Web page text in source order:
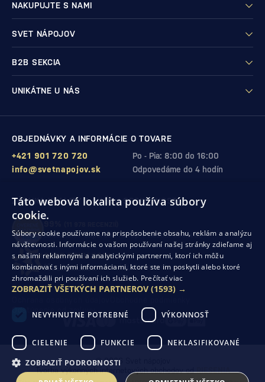
NAKUPUJTE S NAMI
SVET NÁPOJOV
B2B SEKCIA
UNIKÁTNE U NÁS
OBJEDNÁVKY A INFORMÁCIE O TOVARE
Po - Pia: 8:00 do 16:00
+421 901 720 720
Odpovedáme do 4 hodín
info@svetnapojov.sk
ZÁRUKA KVALITY A VAŠEJ SPOKOJNOSTI
zákazníkov odporúča nákup v našom obchode
SHOP ROKU 2024
10. rok po sebesme získali ocenenie od Heureka
Odstúpenie od zmluvy
© 2026 Svet nápojov
Tvorba výkonných internetových obchodov odRIESENIA
Táto webová lokalita používa súbory
cookie.
Súbory cookie používame na prispôsobenie obsahu, reklám a analýzu
návštevnosti. Informácie o vašom používaní našej stránky zdieľame aj
s našimi reklamnými a analytickými partnermi, ktorí ich môžu
kombinovať s inými informáciami, ktoré ste im poskytli alebo ktoré
zhromaždili pri používaní ich služieb. Prečítať viac
ZOBRAZIŤ VŠETKÝCH PARTNEROV (1593) →
NEVYHNUTNE POTREBNÉ VÝKONNOSŤ
CIELENIE FUNKCIE NEKLASIFIKOVANÉ
ZOBRAZIŤ PODROBNOSTI